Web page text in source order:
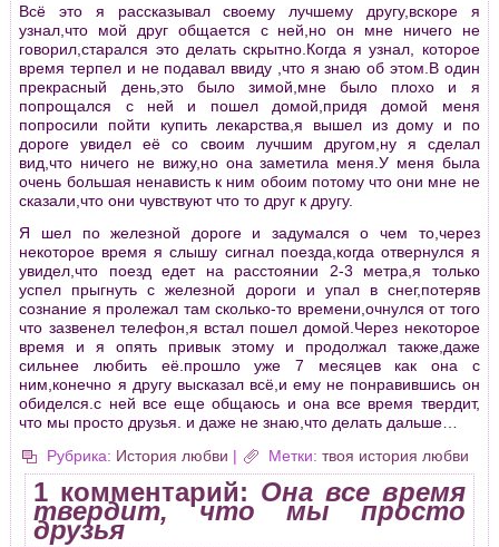
Всё это я рассказывал своему лучшему другу,вскоре я
узнал,что мой друг общается с ней,но он мне ничего не
говорил,старался это делать скрытно.Когда я узнал, которое
время терпел и не подавал ввиду ,что я знаю об этом.В один
прекрасный день,это было зимой,мне было плохо и я
попрощался с ней и пошел домой,придя домой меня
попросили пойти купить лекарства,я вышел из дому и по
дороге увидел её со своим лучшим другом,ну я сделал
вид,что ничего не вижу,но она заметила меня.У меня была
очень большая ненависть к ним обоим потому что они мне не
сказали,что они чувствуют что то друг к другу.
Я шел по железной дороге и задумался о чем то,через
некоторое время я слышу сигнал поезда,когда отвернулся я
увидел,что поезд едет на расстоянии 2-3 метра,я только
успел прыгнуть с железной дороги и упал в снег,потеряв
сознание я пролежал там сколько-то времени,очнулся от того
что зазвенел телефон,я встал пошел домой.Через некоторое
время и я опять привык этому и продолжал также,даже
сильнее любить её.прошло уже 7 месяцев как она с
ним,конечно я другу высказал всё,и ему не понравившись он
обиделся.с ней все еще общаюсь и она все время твердит,
что мы просто друзья. и даже не знаю,что делать дальше…
Рубрика: История любви | Метки: твоя история любви
1 комментарий: Она все время
твердит, что мы просто
друзья